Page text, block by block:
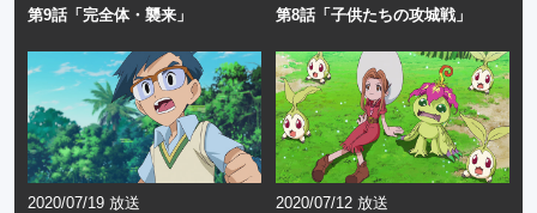
第9話「完全体・襲来」
第8話「子供たちの攻城戦」
2020/07/19 放送
2020/07/12 放送